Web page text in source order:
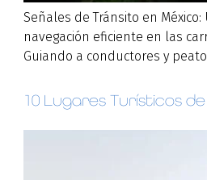
Señales de Tránsito en
navegación eficiente en las
Guiando a conductores y
10 Lugares Turísticos